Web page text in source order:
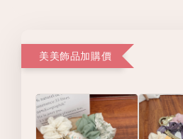
美美飾品加購價